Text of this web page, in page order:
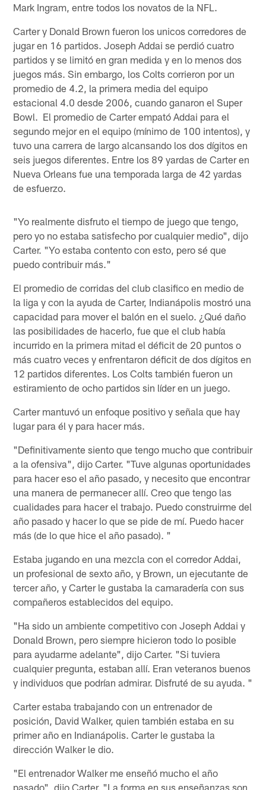
Mark Ingram, entre todos los novatos de la NFL.
Carter y Donald Brown fueron los unicos corredores de
jugar en 16 partidos. Joseph Addai se perdió cuatro
partidos y se limitó en gran medida y en lo menos dos
juegos más. Sin embargo, los Colts corrieron por un
promedio de 4.2, la primera media del equipo
estacional 4.0 desde 2006, cuando ganaron el Super
Bowl. El promedio de Carter empató Addai para el
segundo mejor en el equipo (mínimo de 100 intentos), y
tuvo una carrera de largo alcansando los dos dígitos en
seis juegos diferentes. Entre los 89 yardas de Carter en
Nueva Orleans fue una temporada larga de 42 yardas
de esfuerzo.
"Yo realmente disfruto el tiempo de juego que tengo,
pero yo no estaba satisfecho por cualquier medio", dijo
Carter. "Yo estaba contento con esto, pero sé que
puedo contribuir más."
El promedio de corridas del club clasifico en medio de
la liga y con la ayuda de Carter, Indianápolis mostró una
capacidad para mover el balón en el suelo. ¿Qué daño
las posibilidades de hacerlo, fue que el club había
incurrido en la primera mitad el déficit de 20 puntos o
más cuatro veces y enfrentaron déficit de dos dígitos en
12 partidos diferentes. Los Colts también fueron un
estiramiento de ocho partidos sin líder en un juego.
Carter mantuvó un enfoque positivo y señala que hay
lugar para él y para hacer más.
"Definitivamente siento que tengo mucho que contribuir
a la ofensiva", dijo Carter. "Tuve algunas oportunidades
para hacer eso el año pasado, y necesito que encontrar
una manera de permanecer allí. Creo que tengo las
cualidades para hacer el trabajo. Puedo construirme del
año pasado y hacer lo que se pide de mí. Puedo hacer
más (de lo que hice el año pasado). "
Estaba jugando en una mezcla con el corredor Addai,
un profesional de sexto año, y Brown, un ejecutante de
tercer año, y Carter le gustaba la camaradería con sus
compañeros establecidos del equipo.
"Ha sido un ambiente competitivo con Joseph Addai y
Donald Brown, pero siempre hicieron todo lo posible
para ayudarme adelante", dijo Carter. "Si tuviera
cualquier pregunta, estaban allí. Eran veteranos buenos
y individuos que podrían admirar. Disfruté de su ayuda. "
Carter estaba trabajando con un entrenador de
posición, David Walker, quien también estaba en su
primer año en Indianápolis. Carter le gustaba la
dirección Walker le dio.
"El entrenador Walker me enseñó mucho el año
pasado", dijo Carter. "La forma en sus enseñanzas son